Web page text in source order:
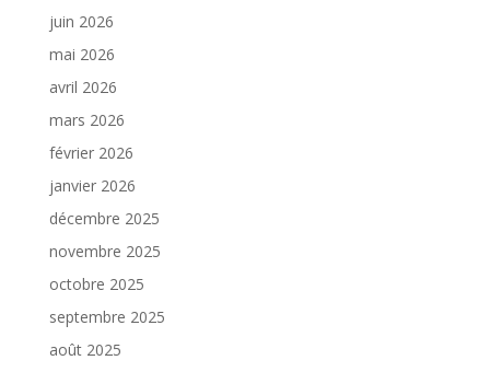
juin 2026
mai 2026
avril 2026
mars 2026
février 2026
janvier 2026
décembre 2025
novembre 2025
octobre 2025
septembre 2025
août 2025